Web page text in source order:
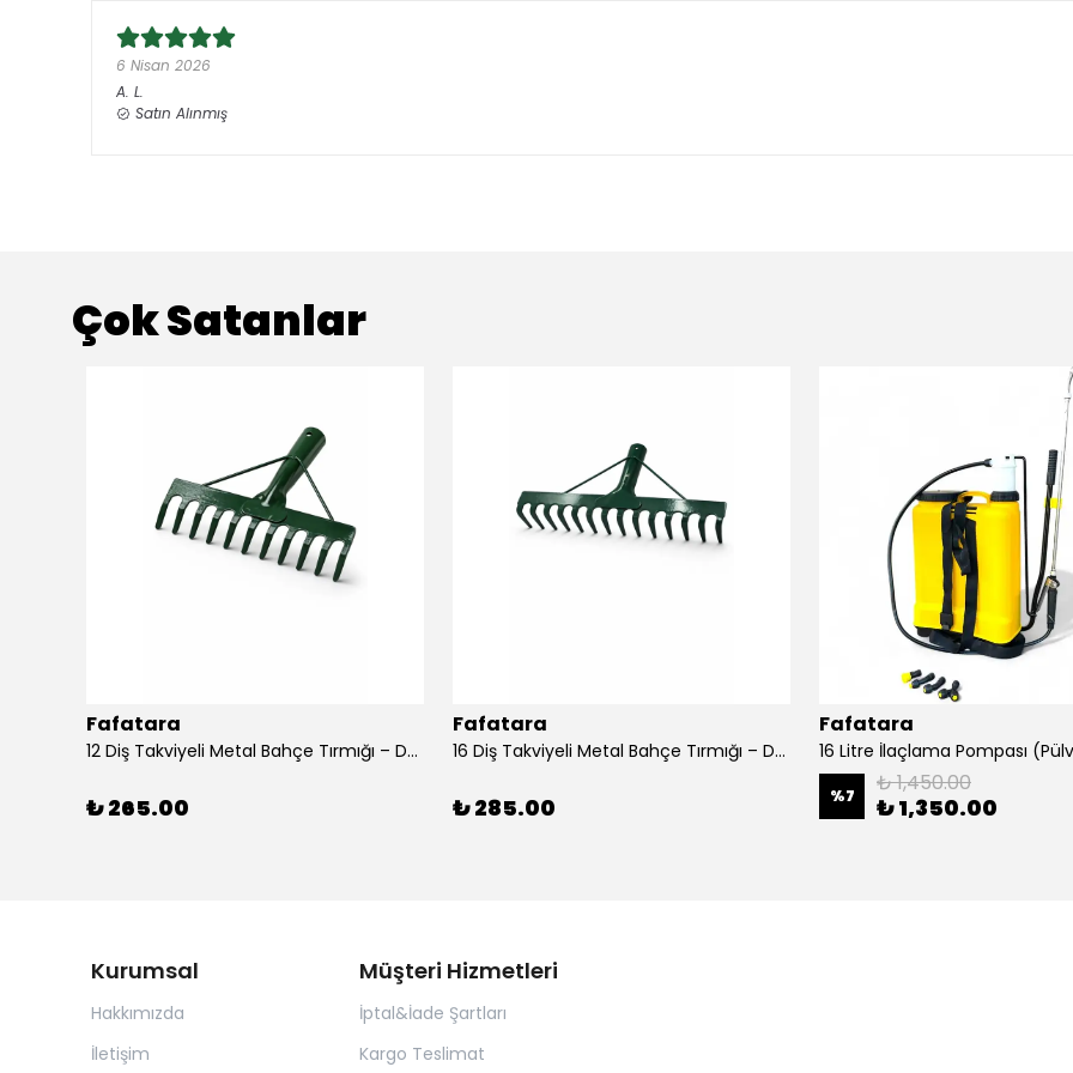
6 Nisan 2026
A. L.
Satın Alınmış
Çok Satanlar
Fafatara
12 Diş Takviyeli Metal Bahçe Tırmığı – Dayanıklı, Geniş Ağızlı Yaprak ve Toprak Tırmığı
₺ 265.00
Fafatara
16 Diş Takviyeli Metal Bahçe Tırmığı – Dayanıklı, Geniş Ağızlı Toprak ve Yaprak Tırmığı
₺ 285.00
Fafatara
16 Litre İlaçlama Pompası
%7 ₺ 1,450.00
₺ 1,350.00
Kurumsal
Hakkımızda
İletişim
Müşteri Hizmetleri
İptal&İade Şartları
Kargo Teslimat